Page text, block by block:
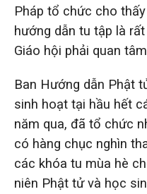
Pháp tổ chức cho
hướng dẫn tu tập là
Giáo hội phải quan
Ban Hướng dẫn Phật
sinh hoạt tại hầu hết
năm qua, đã tổ chức
có hàng chục nghìn
các khóa tu mùa hè
niên Phật tử và học